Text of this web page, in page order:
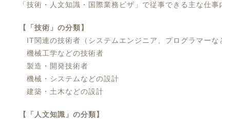
「技術・人文知識・国際業務ビザ」で従事できる主な仕事
【「技術」の分類】
IT関連の技術者（システムエンジニア、プログラマーなど
機械工学などの技術者
製造・開発技術者
機械・システムなどの設計
建築・土木などの設計
【「人文知識」の分類】